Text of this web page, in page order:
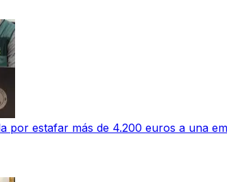
por estafar más de 4.200 euros a una